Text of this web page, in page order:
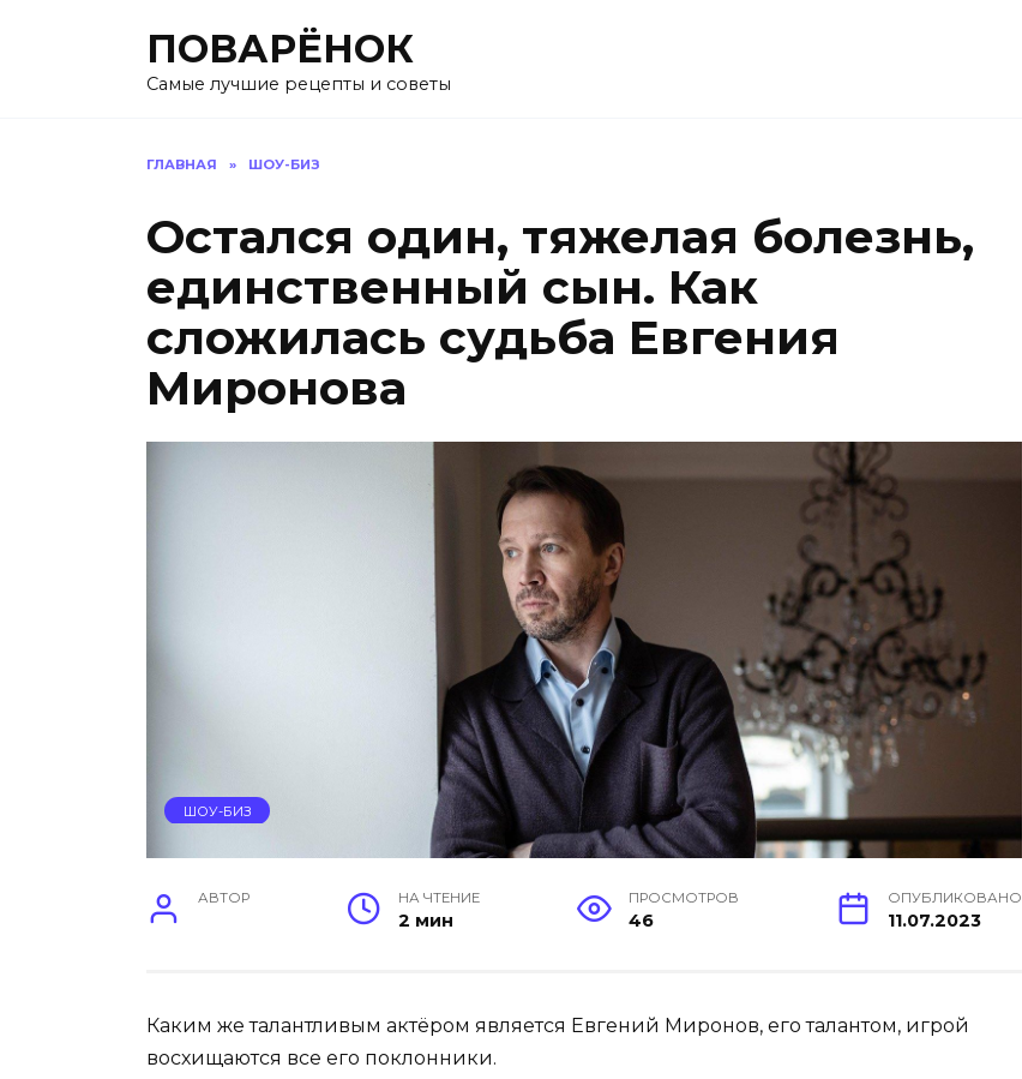
ПОВАРЁНОК
Самые лучшие рецепты и советы
ГЛАВНАЯ » ШОУ-БИЗ
Остался один, тяжелая болезнь,
единственный сын. Как
сложилась судьба Евгения
Миронова
ШОУ-БИЗ
АВТОР НА ЧТЕНИЕ
2 мин
ПРОСМОТРОВ
46
ОПУБЛИКОВАНО
11.07.2023
Каким же талантливым актёром является Евгений Миронов, его талантом, игрой
восхищаются все его поклонники.